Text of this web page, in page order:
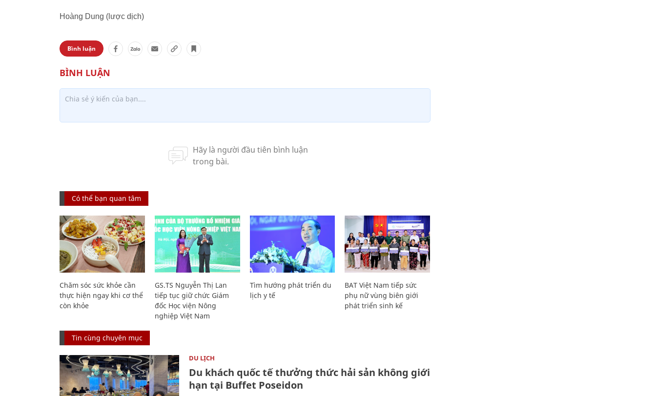
Hoàng Dung (lược dịch)
Bình luận
Có thể bạn quan tâm
Chăm sóc sức khỏe cần
thực hiện ngay khi cơ thể
còn khỏe
GS.TS Nguyễn Thị Lan
tiếp tục giữ chức Giám
đốc Học viện Nông
nghiệp Việt Nam
Tìm hướng phát triển du
lịch y tế
BAT Việt Nam tiếp sức
phụ nữ vùng biên giới
phát triển sinh kế
Tin cùng chuyên mục
DU LỊCH
Du khách quốc tế thưởng thức hải sản không giới
hạn tại Buffet Poseidon